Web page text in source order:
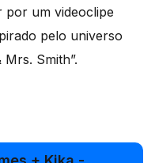
por um videoclipe
pelo universo
Smith”.